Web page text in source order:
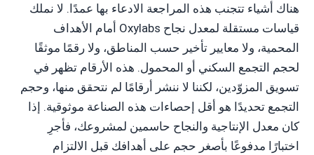
هناك أشياء تتجنب هذه المراجعة الادعاء بها عمدًا. لا نملك
قياسات مستقلة لمعدل نجاح Oxylabs أمام الأهداف
المحمية، ولا معايير تأخير حسب المناطق، ولا رقمًا موثقًا
لحجم التجمع السكني أو المحمول. هذه الأرقام تظهر في
تسويق المزوّدين، لكننا لا ننشر أرقامًا لم نتحقق منها، وحجم
التجمع تحديدًا هو أقل إحصاءات هذه الصناعة موثوقية. إذا
كان معدل الإنتاجية والنجاح حاسمين لمشروعك، فأجرِ
اختبارًا مدفوعًا بأصغر حجم على أهدافك قبل الالتزام